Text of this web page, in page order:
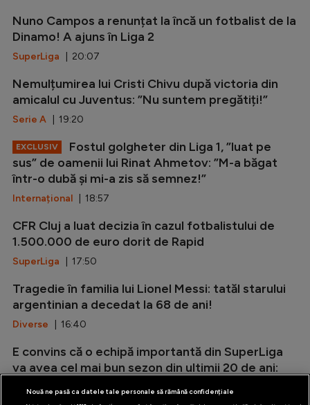
Nuno Campos a renunțat la încă un fotbalist de la
Dinamo! A ajuns în Liga 2
SuperLiga | 20:07
Nemulțumirea lui Cristi Chivu după victoria din
amicalul cu Juventus: ”Nu suntem pregătiți!”
Serie A | 19:20
EXCLUSIV
Fostul golgheter din Liga 1, ”luat pe
sus” de oamenii lui Rinat Ahmetov: ”M-a băgat
într-o dubă și mi-a zis să semnez!”
Internațional | 18:57
CFR Cluj a luat decizia în cazul fotbalistului de
1.500.000 de euro dorit de Rapid
SuperLiga | 17:50
Tragedie în familia lui Lionel Messi: tatăl starului
argentinian a decedat la 68 de ani!
Diverse | 16:40
E convins că o echipă importantă din SuperLiga
va avea cel mai bun sezon din ultimii 20 de ani:
Nouă ne pasă ca datele tale personale să rămână confidențiale